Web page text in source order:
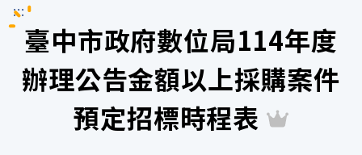
:::
臺中市政府數位局114年度
辦理公告金額以上採購案件
預定招標時程表